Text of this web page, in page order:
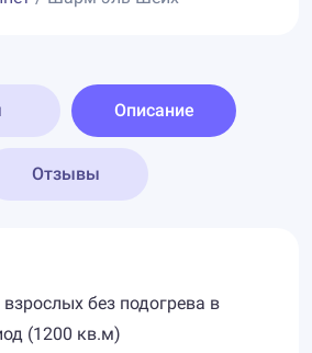
Описание
Отзывы
без подогрева в
(1200 кв.м)